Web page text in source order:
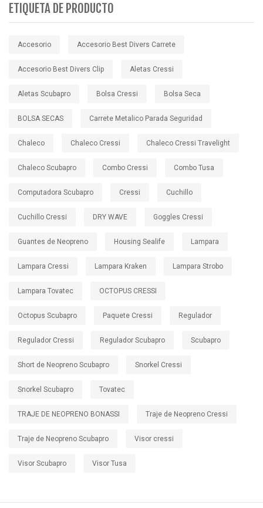
ETIQUETA DE PRODUCTO
Accesorio Accesorio Best Divers Carrete
Accesorio Best Divers Clip Aletas Cressi
Aletas Scubapro Bolsa Cressi Bolsa Seca
BOLSA SECAS Carrete Metalico Parada Seguridad
Chaleco Chaleco Cressi Chaleco Cressi Travelight
Chaleco Scubapro Combo Cressi Combo Tusa
Computadora Scubapro Cressi Cuchillo
Cuchillo Cressi DRY WAVE Goggles Cressi
Guantes de Neopreno Housing Sealife Lampara
Lampara Cressi Lampara Kraken Lampara Strobo
Lampara Tovatec OCTOPUS CRESSI
Octopus Scubapro Paquete Cressi Regulador
Regulador Cressi Regulador Scubapro Scubapro
Short de Neopreno Scubapro Snorkel Cressi
Snorkel Scubapro Tovatec
TRAJE DE NEOPRENO BONASSI Traje de Neopreno Cressi
Traje de Neopreno Scubapro Visor cressi
Visor Scubapro Visor Tusa